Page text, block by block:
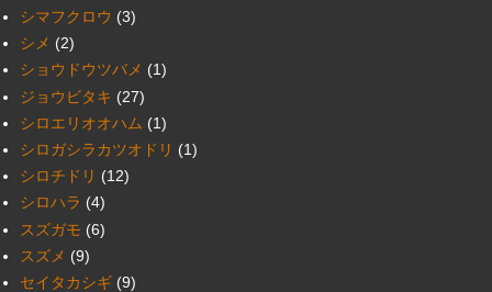
シマフクロウ (3)
シメ (2)
ショウドウツバメ (1)
ジョウビタキ (27)
シロエリオオハム (1)
シロガシラカツオドリ (1)
シロチドリ (12)
シロハラ (4)
スズガモ (6)
スズメ (9)
セイタカシギ (9)